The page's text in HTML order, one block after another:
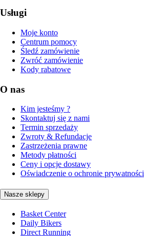
Usługi
Moje konto
Centrum pomocy
Śledź zamówienie
Zwróć zamówienie
Kody rabatowe
O nas
Kim jesteśmy ?
Skontaktuj się z nami
Termin sprzedaży
Zwroty & Refundacje
Zastrzeżenia prawne
Metody płatności
Ceny i opcje dostawy
Oświadczenie o ochronie prywatności
Nasze sklepy
Basket Center
Daily Bikers
Direct Running